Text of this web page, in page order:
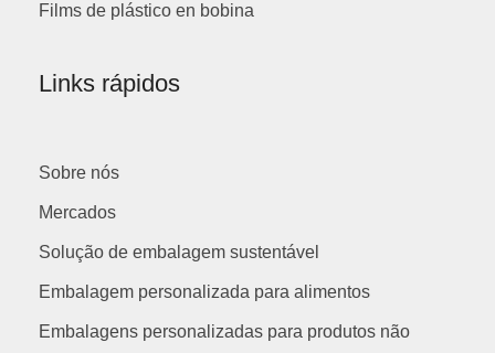
Films de plástico en bobina
Links rápidos
Sobre nós
Mercados
Solução de embalagem sustentável
Embalagem personalizada para alimentos
Embalagens personalizadas para produtos não